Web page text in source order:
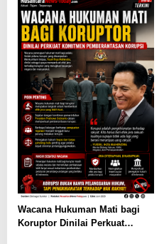
Wacana Hukuman Mati bagi
Koruptor Dinilai Perkuat